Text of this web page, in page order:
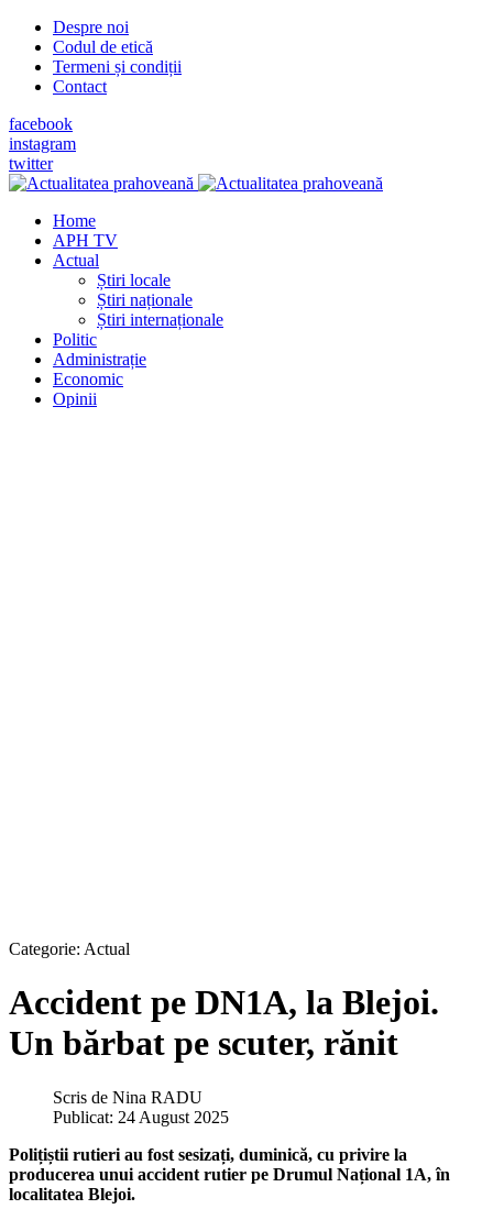
Despre noi
Codul de etică
Termeni și condiții
Contact
facebook
instagram
twitter
Home
APH TV
Actual
Știri locale
Știri naționale
Știri internaționale
Politic
Administrație
Economic
Opinii
Categorie: Actual
Accident pe DN1A, la Blejoi.
Un bărbat pe scuter, rănit
Scris de Nina RADU
Publicat: 24 August 2025
Polițiștii rutieri au fost sesizați, duminică, cu privire la
producerea unui accident rutier pe Drumul Național 1A, în
localitatea Blejoi.